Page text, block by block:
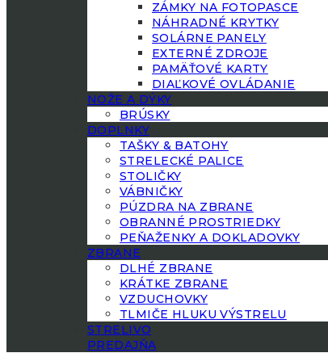
ZÁMKY NA FOTOPASCE
NÁHRADNÉ KRYTKY
SOLÁRNE PANELY
EXTERNÉ ZDROJE
PAMÄŤOVÉ KARTY
DIAĽKOVÉ OVLÁDANIE
NOŽE A DÝKY
BRÚSKY
DOPLNKY
TAŠKY & BATOHY
STRELECKÉ PALICE
STOLIČKY
VÁBNIČKY
PÚZDRA NA ZBRANE
OBRANNÉ PROSTRIEDKY
PEŇAŽENKY A DOKLADOVKY
ZBRANE
DLHÉ ZBRANE
KRÁTKE ZBRANE
VZDUCHOVKY
TLMIČE HLUKU VÝSTRELU
STRELIVO
PREDAJŇA